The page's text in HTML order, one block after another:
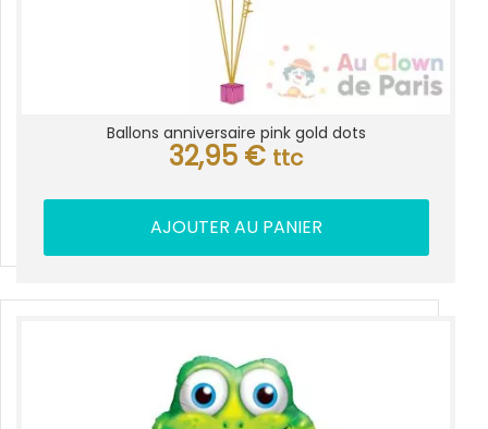
Ballons anniversaire pink gold dots
32,95 € ttc
AJOUTER AU PANIER